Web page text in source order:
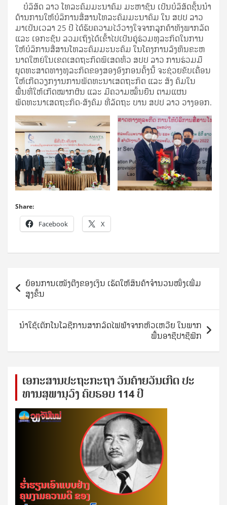
ບໍລິສັດ ລາວ ໂທລະຄົມມະນາຄົມ ມະຫາຊົນ ເປັນບໍລິສັດຊັ້ນນໍາ
ດ້ານການໃຫ້ບໍລິການສື່ສານໂທລະຄົມມະນາຄົມ ໃນ ສປປ ລາວ
ມາເປັນເວລາ 25 ປີ ໄດ້ຮັບຄວາມໄວ້ວາງໃຈຈາກລູກຄ້າທັງພາກລັດ
ແລະ ເອກະຊົນ ລວມເຖິງໄດ້ເຂົ້າໄປເປັນຄູ່ຮ່ວມທຸລະກິດໃນການ
ໃຫ້ບໍລິການສື່ສານໂທລະຄົມມະນະຄົມ ໃນໂຄງການລົງທຶນຂະຫ
ນາດໃຫຍ່ໃນເຂດເສດຖະກິດພິເສດທົ່ວ ສປປ ລາວ ການຮ່ວມມື
ຍຸດທະສາດທາງທຸລະກິດຂອງສອງອົງກອນຄັ້ງນີ້ ຈະຊ່ວຍຂັບເຄື່ອນ
ໃຫ້ເກີດວຽກງານການພັດທະນາເສດຖະກິດ ແລະ ສັງ ຄົມໃນ
ພື້ນທີ່ໃຫ້ເກີດໝາກຜົນ ແລະ ມີຄວາມໝັ້ນຍືນ ຕາມແຜນ
ພັດທະນາເສດຖະກິດ-ສັງຄົມ ທີ່ລັດຖະ ບານ ສປປ ລາວ ວາງອອກ.
Share:
Facebook X
Post
navigation
ຍ້ອນການເໜັງຕີງຂອງເງິນ ເຮັດໃຫ້ສິນຄ້າຈໍານວນໜຶ່ງເພີ່ມ
ສູງຂຶ້ນ
ນຳໃຊ້ເຕັກໂນໂລຊີການສາກລົດໄຟຟ້າຈາກຫົວເຫວີຍ ໃນພາກ
ພື້ນອາຊີປາຊີຟິກ
ເອ​ກະ​ສານ​ປະ​ຖະ​ກະ​ຖ​າ ວັນ​ຄ້າຍ​ວັນ​ເກີດ ປ​ະ​
ທານ​ສຸ​ພາ​ນຸ​ວົງ ຄົບ​ຮອບ 114 ປີ